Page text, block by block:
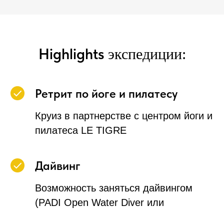
Highlights экспедиции:
Ретрит по йоге и пилатесу
Круиз в партнерстве с центром йоги и
пилатеса LE TIGRE
Дайвинг
Возможность заняться дайвингом
(PADI Open Water Diver или